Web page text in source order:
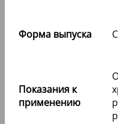
Форма выпуска
Показания к
применению